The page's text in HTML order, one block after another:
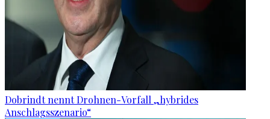
Dobrindt nennt Drohnen-Vorfall „hybrides
Anschlagsszenario“